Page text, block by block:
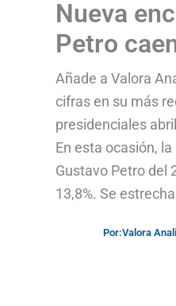
Nueva
Petro
Añade a Valora
cifras en su más
presidenciales
En esta ocasión,
Gustavo Petro del
13,8%. Se
Por:Valora